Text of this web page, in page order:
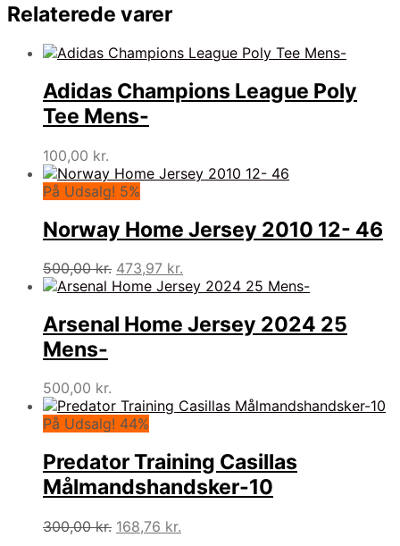
Relaterede varer
Adidas Champions League Poly
Tee Mens-
100,00 kr.
På Udsalg! 5%
Norway Home Jersey 2010 12- 46
500,00kr. Den
oprindelige
var:
500,00 kr..
473,97 kr.
aktuelle
er:
473,97 kr..
Arsenal Home Jersey 2024 25
Mens-
500,00 kr.
På Udsalg! 44%
Predator Training Casillas
Målmandshandsker-10
300,00kr. Den
168,76 kr.